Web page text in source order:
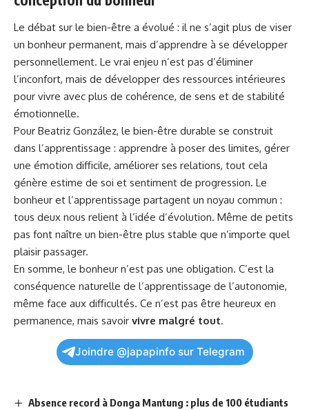
Le débat sur le bien-être a évolué : il ne s’agit plus de viser
un bonheur permanent, mais d’apprendre à se développer
personnellement. Le vrai enjeu n’est pas d’éliminer
l’inconfort, mais de développer des ressources intérieures
pour vivre avec plus de cohérence, de sens et de stabilité
émotionnelle.
Pour Beatriz González, le bien-être durable se construit
dans l’apprentissage : apprendre à poser des limites, gérer
une émotion difficile, améliorer ses relations, tout cela
génère estime de soi et sentiment de progression. Le
bonheur et l’apprentissage partagent un noyau commun :
tous deux nous relient à l’idée d’évolution. Même de petits
pas font naître un bien-être plus stable que n’importe quel
plaisir passager.
En somme, le bonheur n’est pas une obligation. C’est la
conséquence naturelle de l’apprentissage de l’autonomie,
même face aux difficultés. Ce n’est pas être heureux en
permanence, mais savoir vivre malgré tout.
Joindre @japapinfo sur Telegram
Absence record à Donga Mantung : plus de 100 étudiants